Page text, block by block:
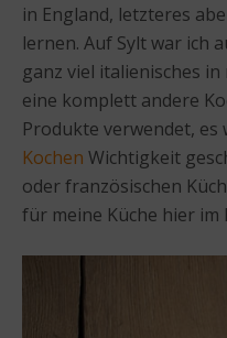
in England, letzteres
lernen. Auf Sylt war ich
ganz viel italienisches
eine komplett andere
Produkte verwendet,
Kochen Wichtigkeit
oder französischen
für meine Küche hier im